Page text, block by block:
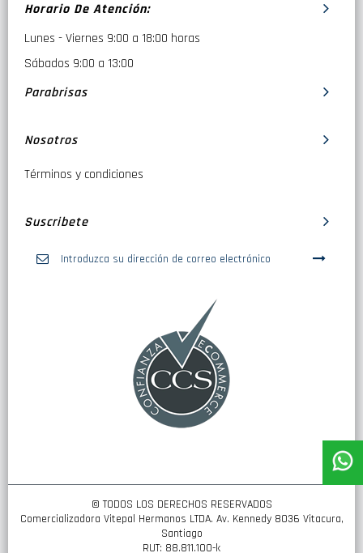
Horario De Atención:
Lunes - Viernes 9:00 a 18:00 horas
Sábados 9:00 a 13:00
Parabrisas
Nosotros
Términos y condiciones
Suscribete
© TODOS LOS DERECHOS RESERVADOS
Comercializadora Vitepal Hermanos LTDA. Av. Kennedy 8036 Vitacura,
Santiago
RUT: 88.811.100-k